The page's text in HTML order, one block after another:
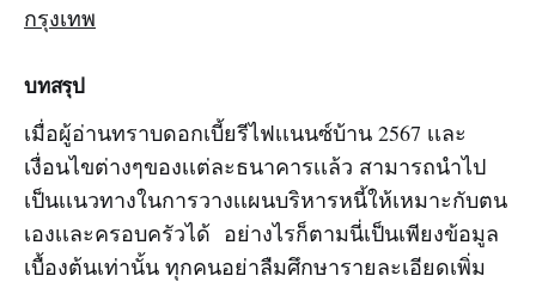
กรุงเทพ
บทสรุป
เมื่อผู้อ่านทราบดอกเบี้ยรีไฟเเนนซ์บ้าน 2567 เเละ
เงื่อนไขต่างๆของเเต่ละธนาคารเเล้ว สามารถนำไป
เป็นเเนวทางในการวางเเผนบริหารหนี้ให้เหมาะกับตน
เองเเละครอบครัวได้ อย่างไรก็ตามนี่เป็นเพียงข้อมูล
เบื้องต้นเท่านั้น ทุกคนอย่าลืมศึกษารายละเอียดเพิ่ม